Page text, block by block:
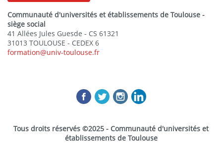
Communauté d'universités et établissements de Toulouse -
siège social
41 Allées Jules Guesde - CS 61321
31013 TOULOUSE - CEDEX 6
formation@univ-toulouse.fr
Tous droits réservés ©2025 - Communauté d'universités et
établissements de Toulouse